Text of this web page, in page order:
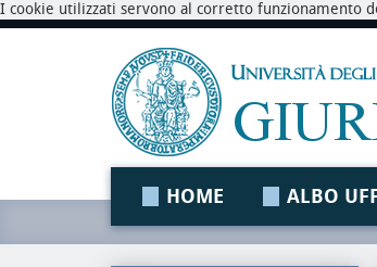
I cookie utilizzati servono al corretto funzionamento
HOME ALBO